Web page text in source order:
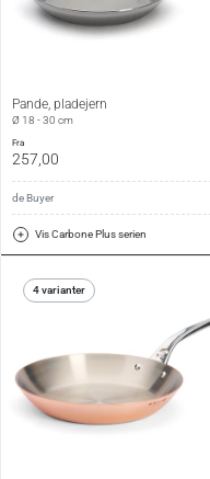
Pande, pladejern
Ø 18 - 30 cm
fra
257,00
de Buyer
Vis Carbone Plus serien
4 varianter